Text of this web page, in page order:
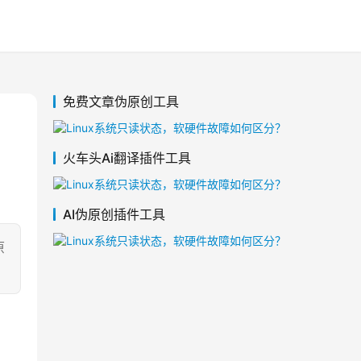
免费文章伪原创工具
火车头Ai翻译插件工具
AI伪原创插件工具